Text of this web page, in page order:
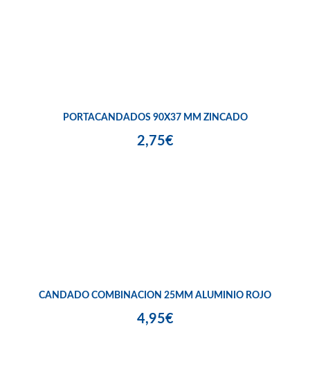
PORTACANDADOS 90X37 MM ZINCADO
2,75€
CANDADO COMBINACION 25MM ALUMINIO ROJO
4,95€